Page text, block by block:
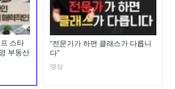
스타
부동산
“전문가가 하면 클래스가 다릅니
다”
영상